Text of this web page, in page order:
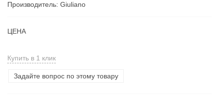
Производитель: Giuliano
ЦЕНА
Купить в 1 клик
Задайте вопрос по этому товару